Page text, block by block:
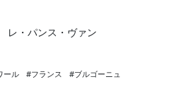
・パンス・ヴァン
ール #フランス
#ブルゴーニュ